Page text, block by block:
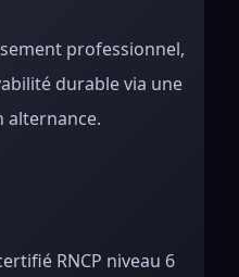
professionnel,
durable via une
alternance.
RNCP niveau 6